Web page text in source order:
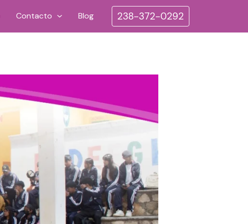
Contacto Blog 238-372-0292